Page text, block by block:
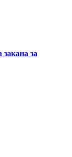
за